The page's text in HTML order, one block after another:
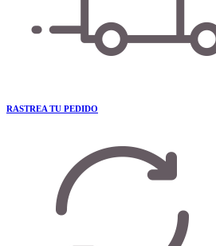
RASTREA TU PEDIDO